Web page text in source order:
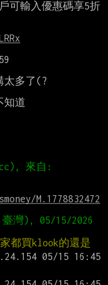
可輸入優惠碼享5折
太多了(?
知道
來自:
M.1778832472
灣), 05/15/2026
都買klook的還是